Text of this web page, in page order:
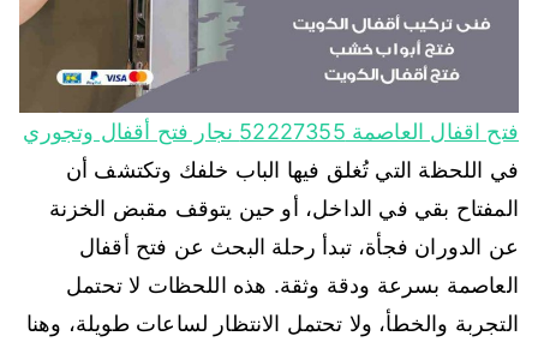
فتح اقفال العاصمة 52227355 نجار فتح أقفال وتجوري
في اللحظة التي تُغلق فيها الباب خلفك وتكتشف أن
المفتاح بقي في الداخل، أو حين يتوقف مقبض الخزنة
عن الدوران فجأة، تبدأ رحلة البحث عن فتح أقفال
العاصمة بسرعة ودقة وثقة. هذه اللحظات لا تحتمل
التجربة والخطأ، ولا تحتمل الانتظار لساعات طويلة، وهنا